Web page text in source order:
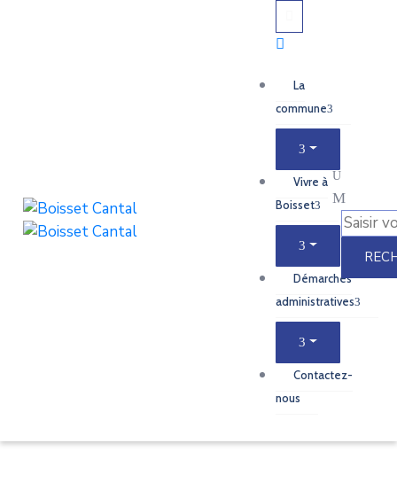
La
commune
Vivre à
Boisset
Démarches
administratives
Contactez-
nous